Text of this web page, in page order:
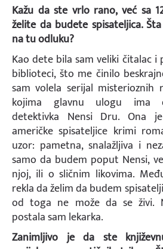
Kažu da ste vrlo rano, već sa
želite da budete spisateljica.
na tu odluku?
Kao dete bila sam veliki čitalac i
biblioteci, što me činilo
sam volela serijal misterioznih
kojima glavnu ulogu ima
detektivka Nensi Dru. Ona
američke spisateljice krimi
uzor: pametna, snalažljiva i
samo da budem poput Nensi,
njoj, ili o sličnim likovima.
rekla da želim da budem
od toga ne može da se živi.
postala sam lekarka.
Zanimljivo je da ste